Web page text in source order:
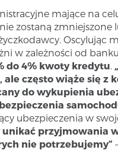
mające na
zostaną zmniejszone
Oscylując
w zależności od
do 4% kwoty kredytu.
ale często wiąże się z
do wykupienia
ubezpieczenia w
unikać przyjmowania
nie potrzebujemy”